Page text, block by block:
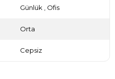
Günlük Ofis
Orta
Cepsiz